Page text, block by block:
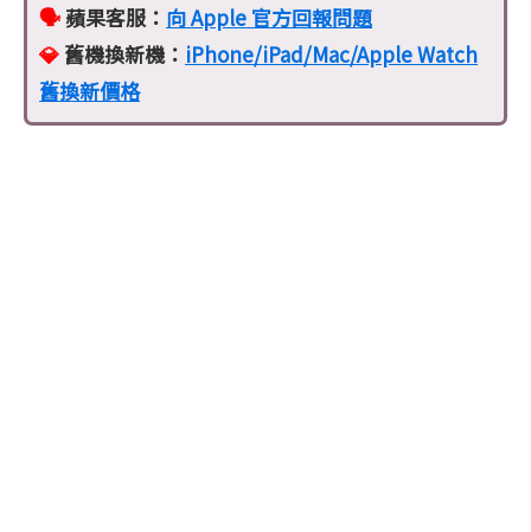
🗣️蘋果客服： 向 Apple 官方回報問題
💎 舊機換新機： iPhone/iPad/Mac/Apple Watch
舊換新價格